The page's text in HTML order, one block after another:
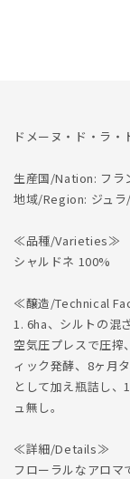
を
ら
す
ドメーヌ・ド・ラ
生産国/Nation: フラ
地域/Region: ジュ
≪品種/Varieties≫
シャルドネ 100%
≪醸造/Technical
1. 6ha、シルトの混
空気圧プレスで圧搾
ィック発酵、8ヶ月
として加え瓶詰し
ュ無し。
≪詳細/Details≫
フローラルなアロマ